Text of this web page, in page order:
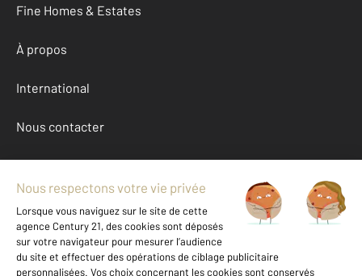
Fine Homes & Estates
À propos
International
Nous contacter
Mentions légales & CGU et Barèmes d'honoraires
Données personnelles
Gestionnaire des cookies